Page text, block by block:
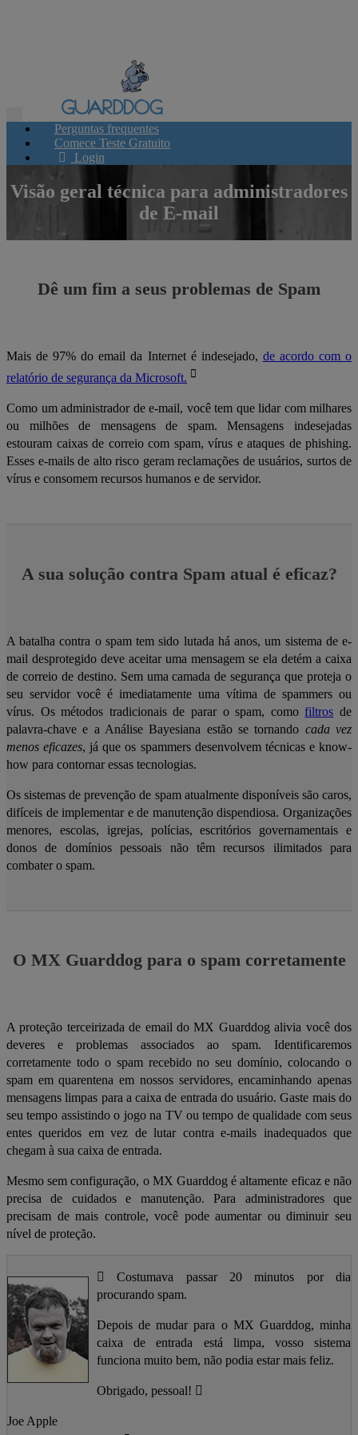
Toggle
navigationPerguntas frequentes
Comece Teste Gratuito
Login
Visão geral técnica para administradores
de E-mail
Dê um fim a seus problemas de Spam
Mais de 97% do email da Internet é indesejado, de acordo com o
relatório de segurança da Microsoft.
Como um administrador de e-mail, você tem que lidar com milhares
ou milhões de mensagens de spam. Mensagens indesejadas
estouram caixas de correio com spam, vírus e ataques de phishing.
Esses e-mails de alto risco geram reclamações de usuários, surtos de
vírus e consomem recursos humanos e de servidor.
A sua solução contra Spam atual é eficaz?
A batalha contra o spam tem sido lutada há anos, um sistema de e-
mail desprotegido deve aceitar uma mensagem se ela detém a caixa
de correio de destino. Sem uma camada de segurança que proteja o
seu servidor você é imediatamente uma vítima de spammers ou
vírus. Os métodos tradicionais de parar o spam, comofiltros de
palavra-chave e a Análise Bayesiana estão se tornando cada vez
menos eficazes, já que os spammers desenvolvem técnicas e know-
how para contornar essas tecnologias.
Os sistemas de prevenção de spam atualmente disponíveis são caros,
difíceis de implementar e de manutenção dispendiosa. Organizações
menores, escolas, igrejas, polícias, escritórios governamentais e
donos de domínios pessoais não têm recursos ilimitados para
combater o spam.
O MX Guarddog para o spam corretamente
A proteção terceirizada de email do MX Guarddog alivia você dos
deveres e problemas associados ao spam. Identificaremos
corretamente todo o spam recebido no seu domínio, colocando o
spam em quarentena em nossos servidores, encaminhando apenas
mensagens limpas para a caixa de entrada do usuário. Gaste mais do
seu tempo assistindo o jogo na TV ou tempo de qualidade com seus
entes queridos em vez de lutar contra e-mails inadequados que
chegam à sua caixa de entrada.
Mesmo sem configuração, o MX Guarddog é altamente eficaz e não
precisa de cuidados e manutenção. Para administradores que
precisam de mais controle, você pode aumentar ou diminuir seu
nível de proteção.
Costumava passar 20 minutos por dia
procurando spam.
Depois de mudar para o MX Guarddog, minha
caixa de entrada está limpa, vosso sistema
funciona muito bem, não podia estar mais feliz.
Obrigado, pessoal!
Joe Apple